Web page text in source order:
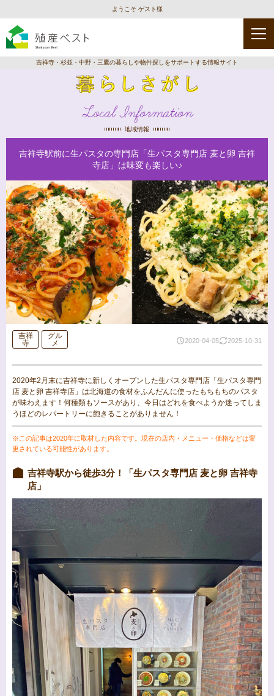
ようこそ ゲスト様
吉祥寺・杉並・中野・三鷹の暮らしや物件探しをサポートする情報サイト
Local Information
地域情報
吉祥寺駅前に生パスタの専門店「生パスタ専門店 麦と卵 吉祥
寺店」は味変も楽しい♪
吉祥
寺
グル
メ
2020-04-05 2025-10-31
2020年2月末に吉祥寺に新しくオープンした生パスタ専門店「生パスタ専門
店 麦と卵 吉祥寺店」は北海道の食材をふんだんに使ったもちもちのパスタ
が味わえます！何種類もソースがあり、今日はどれを食べようか迷ってしま
うほどのレパートリーに飽きることがありません！
※この記事は2020年に取材した内容です。現在の店内・メニュー・価格などは変
更されている可能性があります。
吉祥寺駅から徒歩3分！「生パスタ専門店 麦と卵 吉祥寺
店」